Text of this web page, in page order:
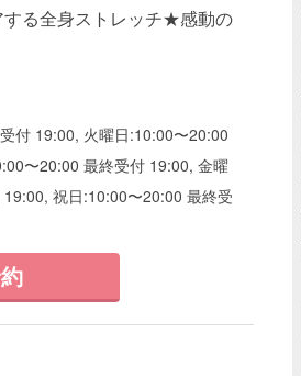
る全身ストレッチ★感動の
付 19:00, 火曜日:10:00〜20:00
〜20:00 最終受付 19:00, 金曜
祝日:10:00〜20:00 最終受